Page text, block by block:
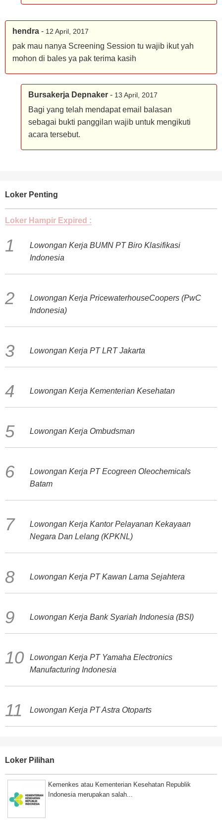
hendra - 12 April, 2017
pak mau nanya Screening Session tu wajib ikut yah
mohon di bales ya pak terima kasih
Bursakerja Depnaker - 13 April, 2017
Bagi yang telah mendapat email balasan
sebagai bukti panggilan wajib untuk mengikuti
acara tersebut.
Loker Penting
Loker Hampir Expired :
Lowongan Kerja BUMN PT Biro Klasifikasi
Indonesia
Lowongan Kerja PricewaterhouseCoopers (PwC
Indonesia)
Lowongan Kerja PT LRT Jakarta
Lowongan Kerja Kementerian Kesehatan
Lowongan Kerja Ombudsman
Lowongan Kerja PT Ecogreen Oleochemicals
Batam
Lowongan Kerja Kantor Pelayanan Kekayaan
Negara Dan Lelang (KPKNL)
Lowongan Kerja PT Kawan Lama Sejahtera
Lowongan Kerja Bank Syariah Indonesia (BSI)
Lowongan Kerja PT Yamaha Electronics
Manufacturing Indonesia
Lowongan Kerja PT Astra Otoparts
Loker Pilihan
Kemenkes atau Kementerian Kesehatan Republik
Indonesia merupakan salah...